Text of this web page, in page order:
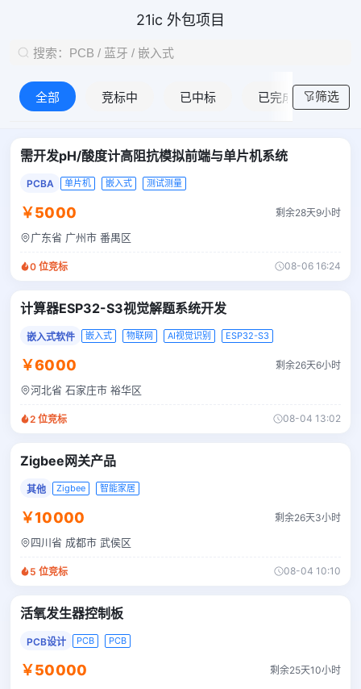
21ic 外包项目
全部 竞标中 已中标 已完成 筛选
需开发pH/酸度计高阻抗模拟前端与单片机系统
PCBA 单片机 嵌入式 测试测量
￥5000 剩余28天9小时
广东省 广州市 番禺区
0 位竞标 08-06 16:24
计算器ESP32-S3视觉解题系统开发
嵌入式软件 嵌入式 物联网 AI视觉识别 ESP32-S3
￥6000 剩余26天6小时
河北省 石家庄市 裕华区
2 位竞标 08-04 13:02
Zigbee网关产品
其他 Zigbee 智能家居
￥10000 剩余26天3小时
四川省 成都市 武侯区
5 位竞标 08-04 10:10
活氧发生器控制板
PCB设计 PCB PCB
￥50000 剩余25天10小时